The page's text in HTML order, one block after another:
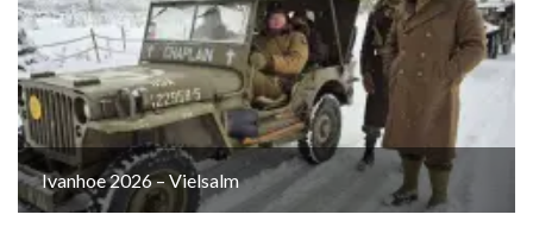
Ivanhoe 2026 – Vielsalm